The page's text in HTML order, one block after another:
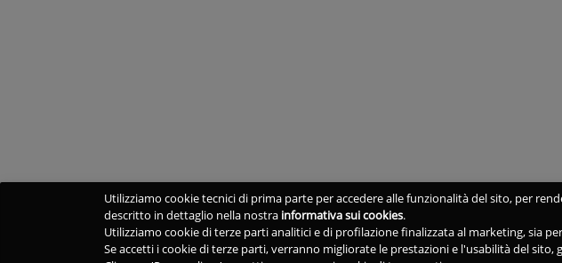
Utilizziamo cookie tecnici di prima parte per accedere alle funzionalità del sito, per
descritto in dettaglio nella nostra informativa sui cookies.
Utilizziamo cookie di terze parti analitici e di profilazione finalizzata al marketing, sia
Se accetti i cookie di terze parti, verranno migliorate le prestazioni e l'usabilità del